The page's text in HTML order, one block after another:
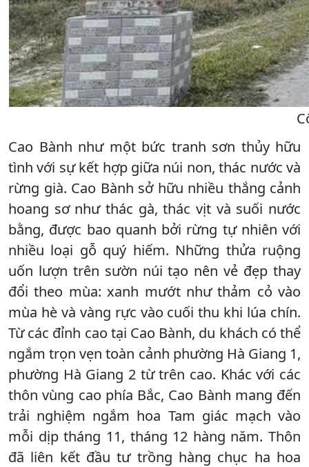
Cao Bành như một bức tranh sơn thủy hữu
tình với sự kết hợp giữa núi non, thác nước và
rừng già. Cao Bành sở hữu nhiều thắng cảnh
hoang sơ như thác gà, thác vịt và suối nước
bằng, được bao quanh bởi rừng tự nhiên với
nhiều loại gỗ quý hiếm. Những thửa ruộng
uốn lượn trên sườn núi tạo nên vẻ đẹp thay
đổi theo mùa: xanh mướt như thảm cỏ vào
mùa hè và vàng rực vào cuối thu khi lúa chín.
Từ các đỉnh cao tại Cao Bành, du khách có thể
ngắm trọn vẹn toàn cảnh phường Hà Giang 1,
phường Hà Giang 2 từ trên cao. Khác với các
thôn vùng cao phía Bắc, Cao Bành mang đến
trải nghiệm ngắm hoa Tam giác mạch vào
mỗi dịp tháng 11, tháng 12 hàng năm. Thôn
đã liên kết đầu tư trồng hàng chục ha hoa